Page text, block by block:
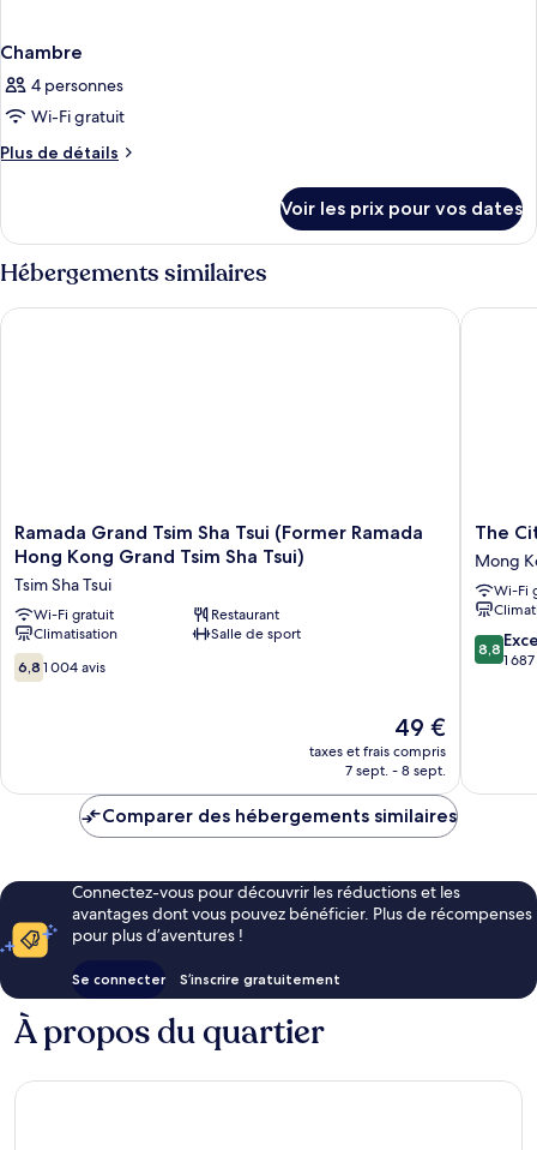
Chambre
4 personnes
Wi-Fi gratuit
Plus de détails
Plus
le
type
de
chambre
Chambre
Voir les prix pour vos dates
Hébergements similaires
Ramada
Grand
Sha
Tsui
(Former
Ramada
Hong
Tsui)
Ramada Grand Tsim Sha Tsui (Former Ramada
Hong Kong Grand Tsim Sha Tsui)
Tsim Sha Tsui
Wi-Fi gratuit
Restaurant
Climatisation
Salle de sport
6.8
sur
6,8 1 004 avis
Le
nouveau
prix
de
49 €
taxes et frais compris
7 sept. - 8 sept.
Ramada Grand Tsim Sha Tsui (Former Ramada Hong Kong
The
Cityview
-
Chinese
YMCA
of
Hong
The
Mong
Wi-Fi
8.8
sur
8,8
1
The
Comparer des hébergements similaires
Connectez-vous pour découvrir les réductions et les
avantages dont vous pouvez bénéficier. Plus de récompenses
pour plus d’aventures !
Se connecter S’inscrire gratuitement
À propos du quartier